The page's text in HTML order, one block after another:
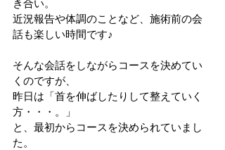
き合い。
近況報告や体調のことなど、施術前の会
話も楽しい時間です♪
そんな会話をしながらコースを決めてい
くのですが、
昨日は「首を伸ばしたりして整えていく
方・・・。」
と、最初からコースを決められていまし
た。